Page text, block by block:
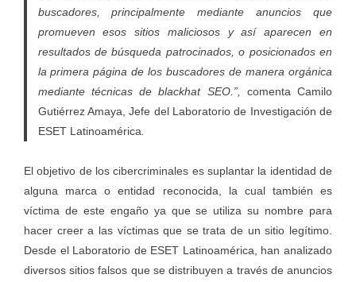
buscadores, principalmente mediante anuncios que
promueven esos sitios maliciosos y así aparecen en
resultados de búsqueda patrocinados, o posicionados en
la primera página de los buscadores de manera orgánica
mediante técnicas de blackhat SEO.”, comenta Camilo
Gutiérrez Amaya, Jefe del Laboratorio de Investigación de
ESET Latinoamérica.
El objetivo de los cibercriminales es suplantar la identidad de
alguna marca o entidad reconocida, la cual también es
víctima de este engaño ya que se utiliza su nombre para
hacer creer a las víctimas que se trata de un sitio legítimo.
Desde el Laboratorio de ESET Latinoamérica, han analizado
diversos sitios falsos que se distribuyen a través de anuncios